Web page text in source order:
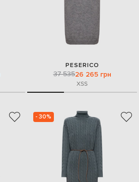
PESERICO
37 53526 265 грн
XSS
- 30%